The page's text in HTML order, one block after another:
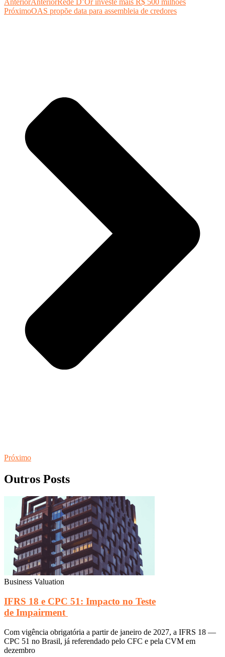
AnteriorAnteriorRede D’Or investe mais R$ 500 milhões
PróximoOAS propõe data para assembleia de credores
Próximo
Outros Posts
Business Valuation
IFRS 18 e CPC 51: Impacto no Teste
de Impairment
Com vigência obrigatória a partir de janeiro de 2027, a IFRS 18 —
CPC 51 no Brasil, já referendado pelo CFC e pela CVM em
dezembro